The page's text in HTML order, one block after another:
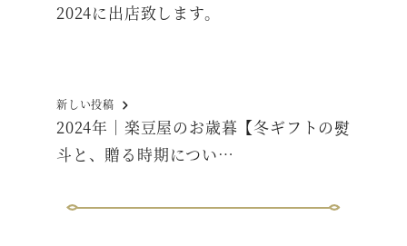
2024に出店致します。
新しい投稿
2024年｜楽豆屋のお歳暮【冬ギフトの熨
斗と、贈る時期につい…